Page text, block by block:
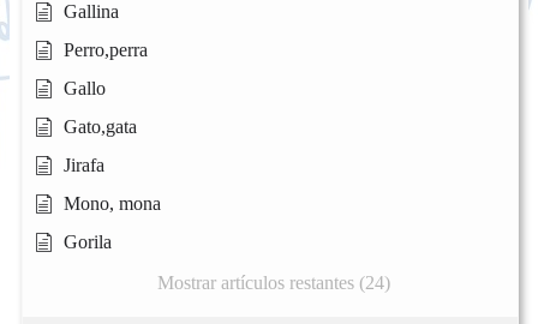
Gallina
Perro,perra
Gallo
Gato,gata
Jirafa
Mono, mona
Gorila
Mostrar artículos restantes (24)